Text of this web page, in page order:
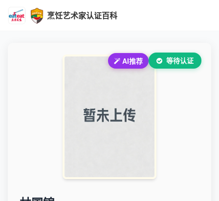
烹饪艺术家认证百科
AI推荐 等待认证